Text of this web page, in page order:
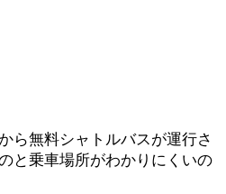
ら無料シャトルバスが運行さ
と乗車場所がわかりにくいの